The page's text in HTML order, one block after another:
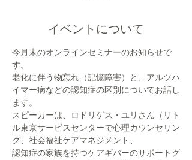
イベントについて
今月末のオンラインセミナーのお知らせで
す。
老化に伴う物忘れ（記憶障害）と、アルツハ
イマー病などの認知症の区別についてお話し
ます。
スピーカーは、ロドリゲス・ユリさん（リト
ル東京サービスセンターで心理カウンセリン
グ、社会福祉ケアマネジメント、
認知症の家族を持つケアギバーのサポートグ